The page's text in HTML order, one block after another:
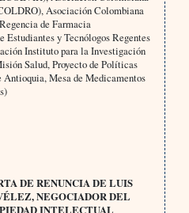
Asociación Colombiana
de Farmacia
y Tecnólogos Regentes
Instituto para la Investigación
Salud, Proyecto de Políticas
Mesa de Medicamentos
DE RENUNCIA DE LUIS
NEGOCIADOR DEL
INTELECTUAL